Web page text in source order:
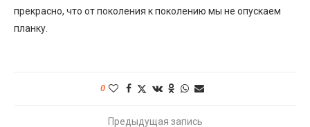
прекрасно, что от поколения к поколению мы не опускаем
планку.
0
Предыдущая запись